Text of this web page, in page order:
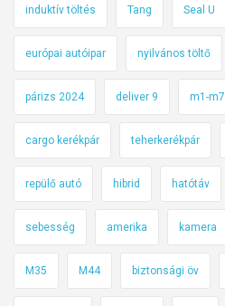
induktív töltés Tang Seal U
európai autóipar nyilvános töltő
párizs 2024 deliver 9 m1-m7
cargo kerékpár teherkerékpár
repülő autó hibrid hatótáv
sebesség amerika kamera
M35 M44 biztonsági öv